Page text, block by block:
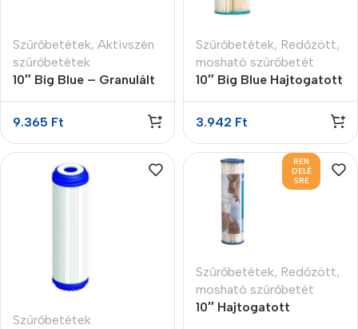
Szűrőbetétek, Aktívszén
szűrőbetétek
10″ Big Blue – Granulált
9.365 Ft
Szűrőbetétek, Redőzött,
mosható szűrőbetét
10″ Big Blue Hajtogatott
3.942 Ft
Szűrőbetétek
REN
DELÉ
SRE
Szűrőbetétek, Redőzött,
mosható szűrőbetét
10″ Hajtogatott